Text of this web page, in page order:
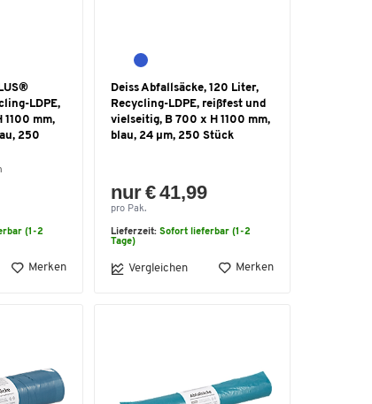
LDPE,
1100 mm,
250
(1-2
Merken
Deiss Abfallsäcke, 120 Liter,
Recycling-LDPE, reißfest und
vielseitig, B 700 x H 1100 mm,
blau, 24 µm, 250 Stück
nur € 41,99
pro Pak.
Lieferzeit: Sofort lieferbar (1-2
Tage)
Vergleichen Merken